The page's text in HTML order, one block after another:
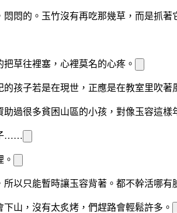
悶悶的。玉竹沒有再吃那幾草，而是抓著
把草往裡塞，心裡莫名的心疼。
的孩子若是在現世，正應是在教室里吹著
助過很多貧困山區的小孩， 對像玉容這樣
子……
。
以只能暫時讓玉容背著。都不幹活哪有
下山，沒有太炙烤， 們趕路會輕鬆許多。